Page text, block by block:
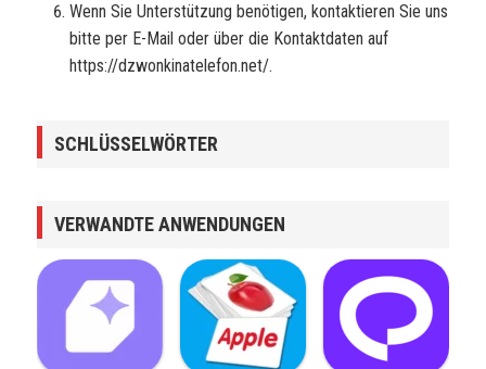
Wenn Sie Unterstützung benötigen, kontaktieren Sie uns
bitte per E-Mail oder über die Kontaktdaten auf
https://dzwonkinatelefon.net/.
SCHLÜSSELWÖRTER
VERWANDTE ANWENDUNGEN